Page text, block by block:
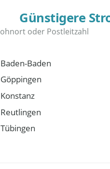
Günstigere
Baden-Baden
Göppingen
Konstanz
Reutlingen
Tübingen